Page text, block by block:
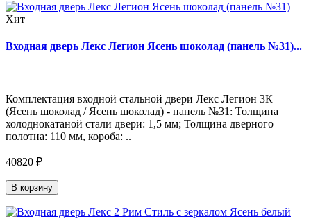
Хит
Входная дверь Лекс Легион Ясень шоколад (панель №31)...
Комплектация входной стальной двери Лекс Легион 3К
(Ясень шоколад / Ясень шоколад) - панель №31: Толщина
холоднокатаной стали двери: 1,5 мм; Толщина дверного
полотна: 110 мм, короба: ..
40820 ₽
В корзину